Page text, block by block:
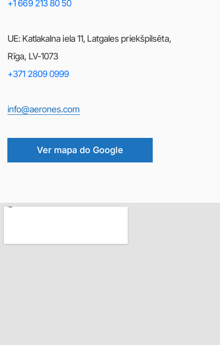
+1 669 213 80 50
UE: Katlakalna iela 11, Latgales priekšpilsēta,
Rīga, LV-1073
+371 2809 0999
info@aerones.com
Ver mapa do Google